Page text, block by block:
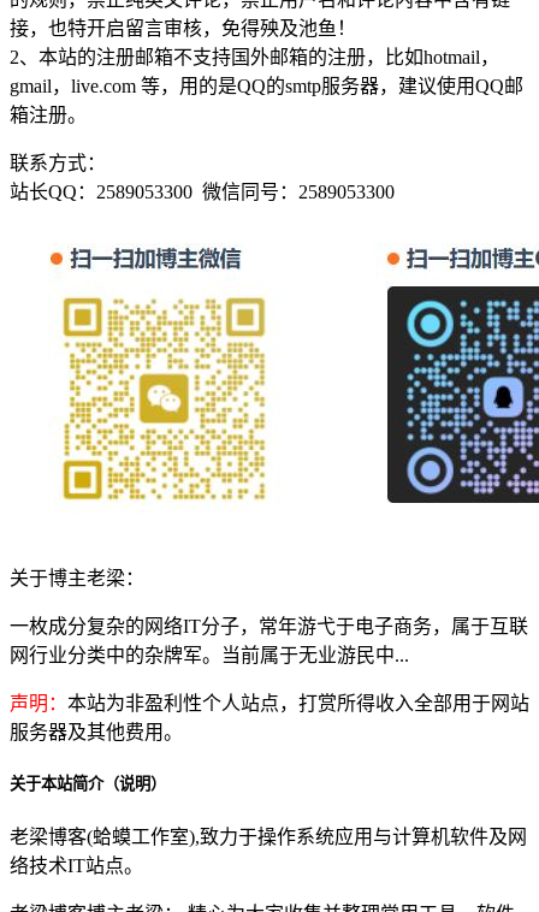
接，也特开启留言审核，免得殃及池鱼！
2、本站的注册邮箱不支持国外邮箱的注册，比如hotmail，
gmail，live.com 等，用的是QQ的smtp服务器，建议使用QQ邮
箱注册。
联系方式：
站长QQ：2589053300 微信同号：2589053300
关于博主老梁：
一枚成分复杂的网络IT分子，常年游弋于电子商务，属于互联
网行业分类中的杂牌军。当前属于无业游民中...
声明： 本站为非盈利性个人站点，打赏所得收入全部用于网站
服务器及其他费用。
关于本站简介（说明）
老梁博客(蛤蟆工作室),致力于操作系统应用与计算机软件及网
络技术IT站点。